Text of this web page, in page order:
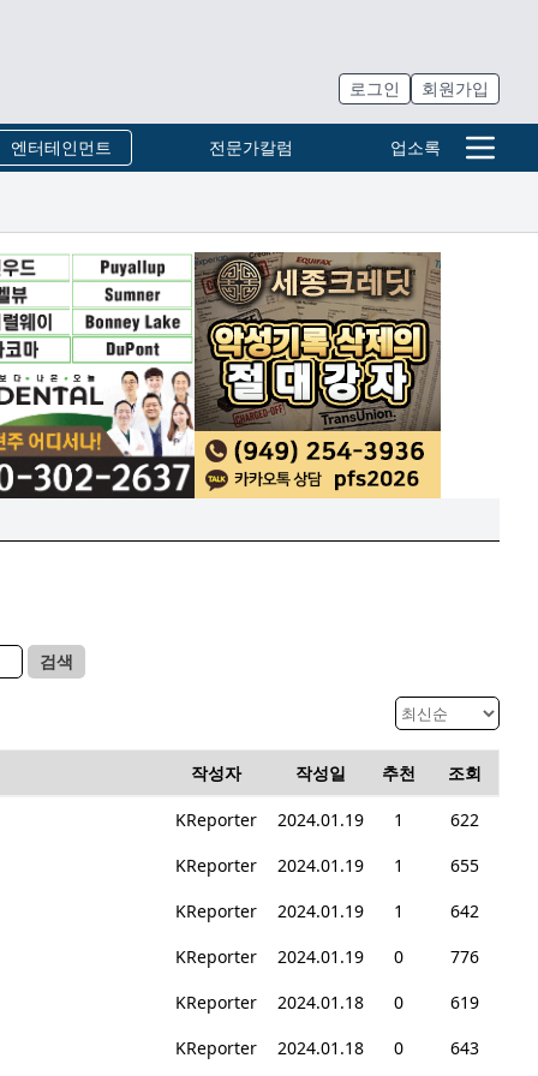
로그인 회원가입
엔터테인먼트 전문가칼럼 업소록
검색
작성자 작성일 추천 조회
KReporter 2024.01.19 1
622
KReporter
2024.01.19 1
655
KReporter
2024.01.19 1
642
KReporter
2024.01.19 0
776
KReporter
2024.01.18 0
619
KReporter
2024.01.18 0 643